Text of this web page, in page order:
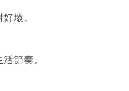
壞。
節奏。